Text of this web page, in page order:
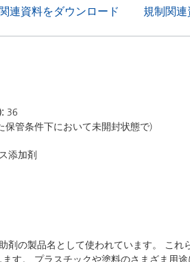
連資料をダウンロード 規制関
36
保管条件下において未開封状態で)
添加剤
剤の製品名として使われています。 こ
す。 プラスチックや塗料のさまざま用途